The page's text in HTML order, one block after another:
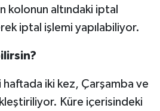
kolonun altındaki iptal
iptal işlemi yapılabiliyor.
haftada iki kez, Çarşamba ve
Küre içerisindeki